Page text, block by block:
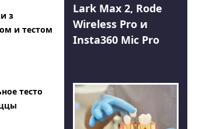
з
и тестом
тесто
Lark Max 2, Rode
Wireless Pro и
Insta360 Mic Pro